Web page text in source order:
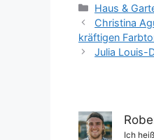
Kategorien
Haus &
Christina
kräftigen
Julia Louis-
Ich